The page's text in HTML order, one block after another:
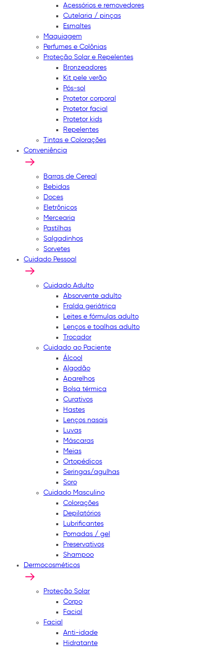
Acessórios e removedores
Cutelaria / pinças
Esmaltes
Maquiagem
Perfumes e Colônias
Proteção Solar e Repelentes
Bronzeadores
Kit pele verão
Pós-sol
Protetor corporal
Protetor facial
Protetor kids
Repelentes
Tintas e Colorações
Conveniência
Barras de Cereal
Bebidas
Doces
Eletrônicos
Mercearia
Pastilhas
Salgadinhos
Sorvetes
Cuidado Pessoal
Cuidado Adulto
Absorvente adulto
Fralda geriátrica
Leites e fórmulas adulto
Lenços e toalhas adulto
Trocador
Cuidado ao Paciente
Álcool
Algodão
Aparelhos
Bolsa térmica
Curativos
Hastes
Lenços nasais
Luvas
Máscaras
Meias
Ortopédicos
Seringas/agulhas
Soro
Cuidado Masculino
Colorações
Depilatórios
Lubrificantes
Pomadas / gel
Preservativos
Shampoo
Dermocosméticos
Proteção Solar
Corpo
Facial
Facial
Anti-idade
Hidratante